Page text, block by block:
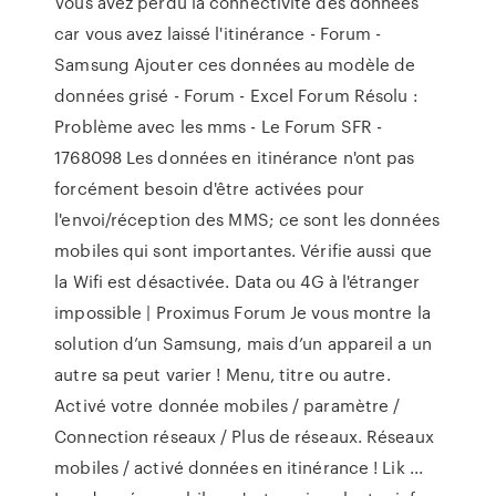
car vous avez laissé l'itinérance - Forum -
Samsung Ajouter ces données au modèle de
données grisé - Forum - Excel Forum Résolu :
Problème avec les mms - Le Forum SFR -
1768098 Les données en itinérance n'ont pas
forcément besoin d'être activées pour
l'envoi/réception des MMS; ce sont les données
mobiles qui sont importantes. Vérifie aussi que
la Wifi est désactivée. Data ou 4G à l'étranger
impossible | Proximus Forum Je vous montre la
solution d’un Samsung, mais d’un appareil a un
autre sa peut varier ! Menu, titre ou autre.
Activé votre donnée mobiles / paramètre /
Connection réseaux / Plus de réseaux. Réseaux
mobiles / activé données en itinérance ! Lik ...